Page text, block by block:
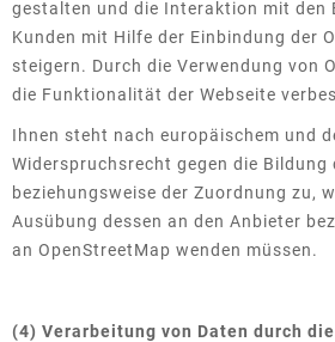
gestalten und die Interaktion mit den
Kunden mit Hilfe der Einbindung der
steigern. Durch die Verwendung von
die Funktionalität der Webseite
Ihnen steht nach europäischem und
Widerspruchsrecht gegen die
beziehungsweise der Zuordnung zu,
Ausübung dessen an den Anbieter
an OpenStreetMap wenden müssen.
(4) Verarbeitung von Daten durch